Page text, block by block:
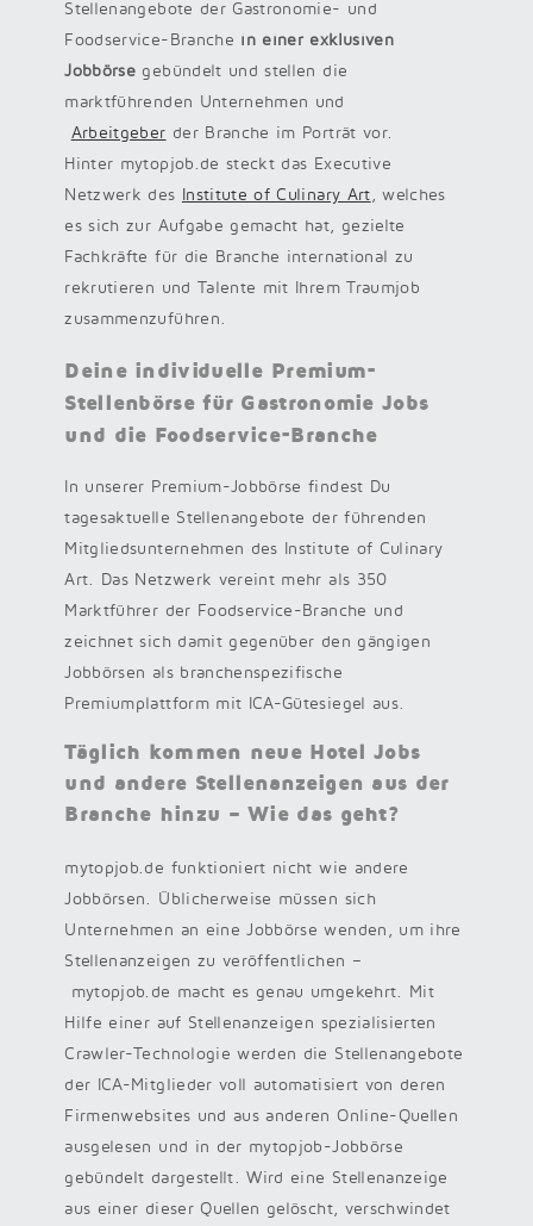
Stellenangebote der Gastronomie- und
Foodservice-Branche in einer exklusiven
Jobbörse gebündelt und stellen die
marktführenden Unternehmen und
Arbeitgeber der Branche im Porträt vor.
Hinter mytopjob.de steckt das Executive
Netzwerk des Institute of Culinary Art , welches
es sich zur Aufgabe gemacht hat, gezielte
Fachkräfte für die Branche international zu
rekrutieren und Talente mit Ihrem Traumjob
zusammenzuführen.
Deine individuelle Premium-
Stellenbörse für Gastronomie Jobs
und die Foodservice-Branche
In unserer Premium-Jobbörse findest Du
tagesaktuelle Stellenangebote der führenden
Mitgliedsunternehmen des Institute of Culinary
Art. Das Netzwerk vereint mehr als 350
Marktführer der Foodservice-Branche und
zeichnet sich damit gegenüber den gängigen
Jobbörsen als branchenspezifische
Premiumplattform mit ICA-Gütesiegel aus.
Täglich kommen neue Hotel Jobs
und andere Stellenanzeigen aus der
Branche hinzu – Wie das geht?
mytopjob.de funktioniert nicht wie andere
Jobbörsen. Üblicherweise müssen sich
Unternehmen an eine Jobbörse wenden, um ihre
Stellenanzeigen zu veröffentlichen –
mytopjob.de macht es genau umgekehrt. Mit
Hilfe einer auf Stellenanzeigen spezialisierten
Crawler-Technologie werden die Stellenangebote
der ICA-Mitglieder voll automatisiert von deren
Firmenwebsites und aus anderen Online-Quellen
ausgelesen und in der mytopjob-Jobbörse
gebündelt dargestellt. Wird eine Stellenanzeige
aus einer dieser Quellen gelöscht, verschwindet